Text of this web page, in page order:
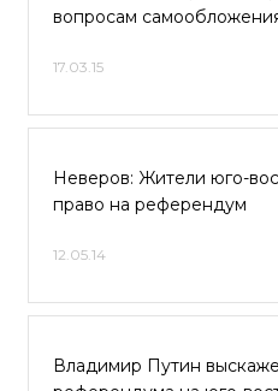
вопросам
17.03.15
Неверов: Жители юго-
право на референдум
12.05.14
Владимир Путин